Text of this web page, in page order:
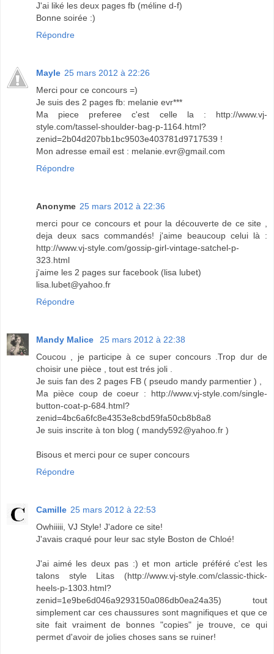
J'ai liké les deux pages fb (méline d-f)
Bonne soirée :)
Répondre
Mayle 25 mars 2012 à 22:26
Merci pour ce concours =)
Je suis des 2 pages fb: melanie evr***
Ma piece preferee c'est celle la : http://www.vj-
style.com/tassel-shoulder-bag-p-1164.html?
zenid=2b04d207bb1bc9503e403781d9717539 !
Mon adresse email est : melanie.evr@gmail.com
Répondre
Anonyme 25 mars 2012 à 22:36
merci pour ce concours et pour la découverte de ce site ,
deja deux sacs commandés! j'aime beaucoup celui là :
http://www.vj-style.com/gossip-girl-vintage-satchel-p-
323.html
j'aime les 2 pages sur facebook (lisa lubet)
lisa.lubet@yahoo.fr
Répondre
Mandy Malice
25 mars 2012 à 22:38
Coucou , je participe à ce super concours .Trop dur de
choisir une pièce , tout est trés joli .
Je suis fan des 2 pages FB ( pseudo mandy parmentier ) ,
Ma pièce coup de coeur : http://www.vj-style.com/single-
button-coat-p-684.html?
zenid=4bc6a6fc8e4353e8cbd59fa50cb8b8a8
Je suis inscrite à ton blog ( mandy592@yahoo.fr )
Bisous et merci pour ce super concours
Répondre
Camille 25 mars 2012 à 22:53
Owhiiiii, VJ Style! J'adore ce site!
J'avais craqué pour leur sac style Boston de Chloé!
J'ai aimé les deux pas :) et mon article préféré c'est les
talons style Litas (http://www.vj-style.com/classic-thick-
heels-p-1303.html?
zenid=1e9be6d046a9293150a086db0ea24a35) tout
simplement car ces chaussures sont magnifiques et que ce
site fait vraiment de bonnes "copies" je trouve, ce qui
permet d'avoir de jolies choses sans se ruiner!